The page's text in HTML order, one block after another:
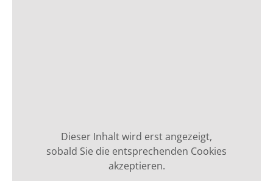
Dieser Inhalt wird erst angezeigt,
sobald Sie die entsprechenden Cookies
akzeptieren.